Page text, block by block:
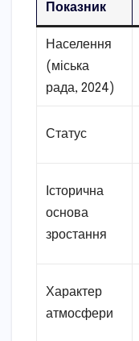
Показник
Населення
(міська
рада, 2024)
Статус
Історична
основа
зростання
Характер
атмосфери